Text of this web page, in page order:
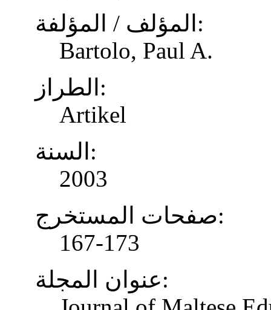
المؤلف / المؤلفة:
Bartolo, Paul A.
الطراز:
Artikel
السنة:
2003
صفحات المستخرج:
167-173
عنوان المجلة: